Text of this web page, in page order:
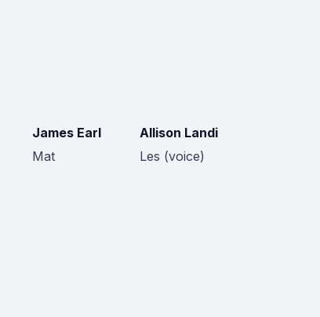
James Earl
Mat
Allison Landi
Les (voice)